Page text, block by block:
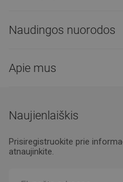
Naudingos nuorodos
Apie mus
Naujienlaiškis
Prisiregistruokite prie
atnaujinkite.